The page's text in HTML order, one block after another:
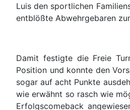
Luis den sportlichen
entblößte Abwehrgebaren
Damit festigte die Freie
Position und konnte den
sogar auf acht Punkte
wie erwähnt so rasch wie
Erfolgscomeback